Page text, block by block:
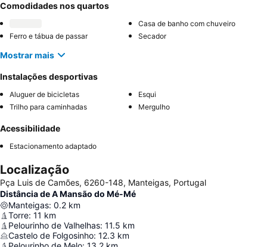
Comodidades nos quartos
Casa de banho com chuveiro
Ferro e tábua de passar
Secador
Mostrar mais
Instalações desportivas
Aluguer de bicicletas
Esqui
Trilho para caminhadas
Mergulho
Acessibilidade
Estacionamento adaptado
Localização
Pça Luis de Camões, 6260-148, Manteigas, Portugal
Distância de A Mansão do Mé-Mé
Manteigas: 0.2 km
Torre: 11 km
Pelourinho de Valhelhas: 11.5 km
Castelo de Folgosinho: 12.3 km